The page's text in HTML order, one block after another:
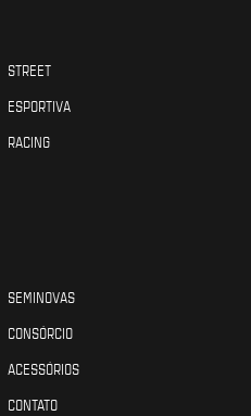
STREET
ESPORTIVA
RACING
SEMINOVAS
CONSÓRCIO
ACESSÓRIOS
CONTATO